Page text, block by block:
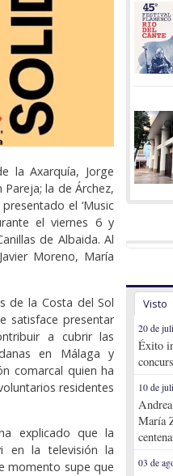
la Axarquía, Jorge
la de Árchez,
el ‘Music
el viernes 6 y
de Albaida. Al
Moreno, María
de la Costa del Sol
satisface presentar
a cubrir las
en Málaga y
comarcal quien ha
residentes
explicado que la
en la televisión la
momento supe que
Visto
20 de
Éxito
10 de
María
03 de